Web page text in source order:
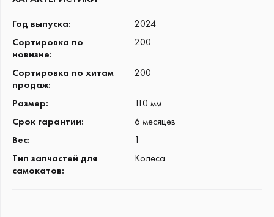
Год выпуска:
2024
Сортировка по
новизне:
200
Сортировка по хитам
продаж:
200
Размер:
110 мм
Срок гарантии:
6 месяцев
Вес:
1
Тип запчастей для
самокатов:
Колеса